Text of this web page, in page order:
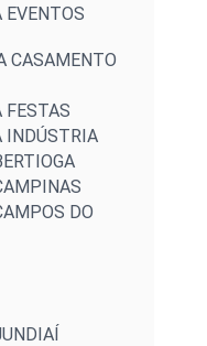
EVENTOS
CASAMENTO
FESTAS
INDÚSTRIA
DO